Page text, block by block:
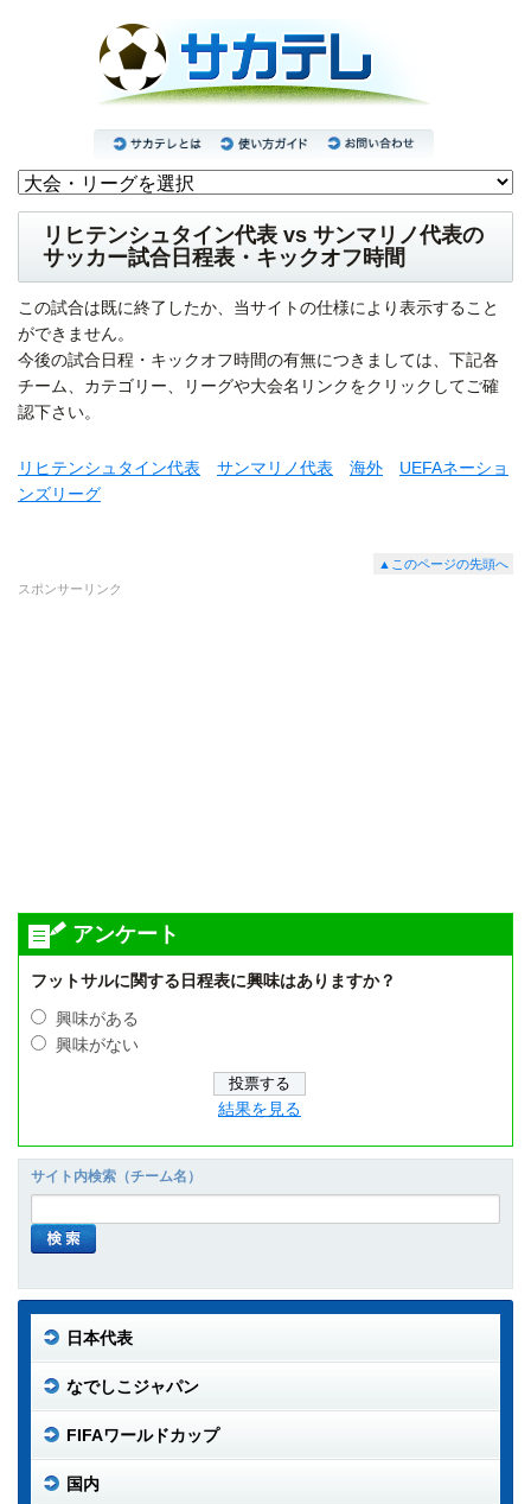
リヒテンシュタイン代表 vs サンマリノ代表の
サッカー試合日程表・キックオフ時間
この試合は既に終了したか、当サイトの仕様により表示すること
ができません。
今後の試合日程・キックオフ時間の有無につきましては、下記各
チーム、カテゴリー、リーグや大会名リンクをクリックしてご確
認下さい。
リヒテンシュタイン代表 サンマリノ代表 海外
UEFAネーショ
ンズリーグ
▲このページの先頭へ
スポンサーリンク
アンケート
フットサルに関する日程表に興味はありますか？
興味がある
興味がない
結果を見る
サイト内検索（チーム名）
日本代表
なでしこジャパン
FIFAワールドカップ
国内